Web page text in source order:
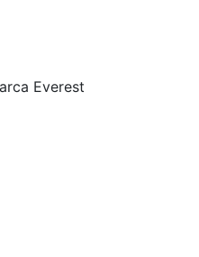
Everest